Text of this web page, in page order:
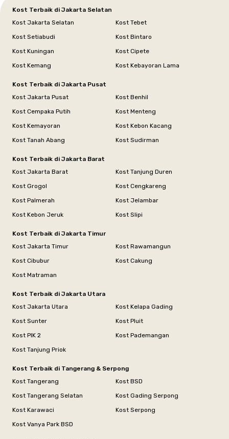
Kost Terbaik di Jakarta Selatan
Kost Jakarta Selatan
Kost Tebet
Kost Setiabudi
Kost Bintaro
Kost Kuningan
Kost Cipete
Kost Kemang
Kost Kebayoran Lama
Kost Terbaik di Jakarta Pusat
Kost Jakarta Pusat
Kost Benhil
Kost Cempaka Putih
Kost Menteng
Kost Kemayoran
Kost Kebon Kacang
Kost Tanah Abang
Kost Sudirman
Kost Terbaik di Jakarta Barat
Kost Jakarta Barat
Kost Tanjung Duren
Kost Grogol
Kost Cengkareng
Kost Palmerah
Kost Jelambar
Kost Kebon Jeruk
Kost Slipi
Kost Terbaik di Jakarta Timur
Kost Jakarta Timur
Kost Rawamangun
Kost Cibubur
Kost Cakung
Kost Matraman
Kost Terbaik di Jakarta Utara
Kost Jakarta Utara
Kost Kelapa Gading
Kost Sunter
Kost Pluit
Kost PIK 2
Kost Pademangan
Kost Tanjung Priok
Kost Terbaik di Tangerang & Serpong
Kost Tangerang
Kost BSD
Kost Tangerang Selatan
Kost Gading Serpong
Kost Karawaci
Kost Serpong
Kost Vanya Park BSD